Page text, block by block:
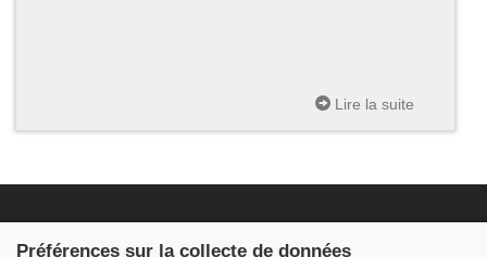
Lire la suite
Préférences sur la collecte de données